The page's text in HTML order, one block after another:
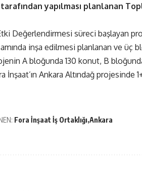
tarafından yapılması planlanan
Değerlendirmesi süreci başlayan
inşa edilmesi planlanan ve üç
A bloğunda 130 konut, B
İnşaat’ın Ankara Altındağ projesinde
Fora İnşaat İş Ortaklığı Ankara